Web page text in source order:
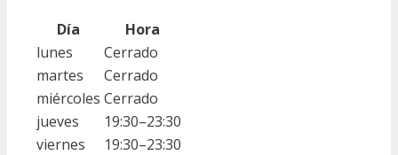
Día
Hora
lunes
Cerrado
martes
Cerrado
miércoles Cerrado
jueves
19:30–23:30
viernes
19:30–23:30